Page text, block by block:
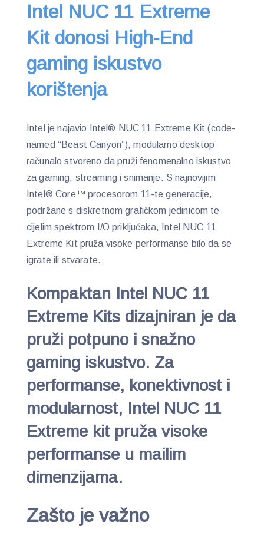
Intel NUC 11 Extreme
Kit donosi High-End
gaming iskustvo
korištenja
Intel je najavio Intel® NUC 11 Extreme Kit (code-
named “Beast Canyon”), modularno desktop
računalo stvoreno da pruži fenomenalno iskustvo
za gaming, streaming i snimanje. S najnovijim
Intel® Core™ procesorom 11-te generacije,
podržane s diskretnom grafičkom jedinicom te
cijelim spektrom I/O priključaka, Intel NUC 11
Extreme Kit pruža visoke performanse bilo da se
igrate ili stvarate.
Kompaktan Intel NUC 11
Extreme Kits dizajniran je da
pruži potpuno i snažno
gaming iskustvo. Za
performanse, konektivnost i
modularnost, Intel NUC 11
Extreme kit pruža visoke
performanse u mailim
dimenzijama.
Zašto je važno